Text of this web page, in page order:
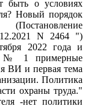
быть о условиях
Новый порядок
N 2464 ")
2022 года и
№ 1 примерные
ВИ и первая тема
Политика
охраны труда."
-нет политики